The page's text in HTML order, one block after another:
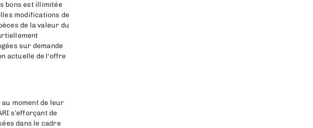
bons est illimitée
modifications de
de la valeur du
sur demande
actuelle de l'offre
moment de leur
s’efforçant de
dans le cadre